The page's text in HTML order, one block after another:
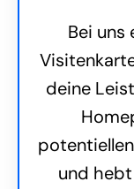
Bei uns
deine
potentiellen
und